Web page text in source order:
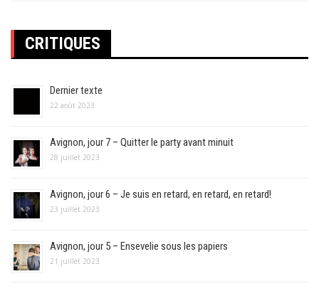
CRITIQUES
Dernier texte
22 août 2023
Avignon, jour 7 – Quitter le party avant minuit
28 juillet 2023
Avignon, jour 6 – Je suis en retard, en retard, en retard!
23 juillet 2023
Avignon, jour 5 – Ensevelie sous les papiers
21 juillet 2023